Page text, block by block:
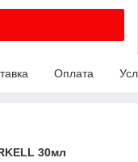
Оплата
30мл